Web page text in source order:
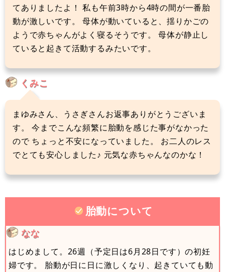
てありましたよ！ 私も午前3時から4時の間が一番胎
動が激しいです。 母体が動いていると、揺りかごの
ようで赤ちゃんがよく寝るそうです。 母体が静止し
ていると起きて活動するみたいです。
くみこ
まゆみさん、うさぎさんお返事ありがとうございま
す。 今までこんな頻繁に胎動を感じた事がなかった
ので ちょっと不安になっていました。 お二人のレス
でとても安心しました♪ 元気な赤ちゃんなのかな！
胎動について
なな
はじめまして。26週（予定日は6月28日です）の初妊
婦です。 胎動が日に日に激しくなり、起きていても動